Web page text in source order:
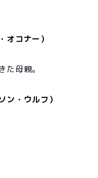
オコナー）
母親。
ン・ウルフ）